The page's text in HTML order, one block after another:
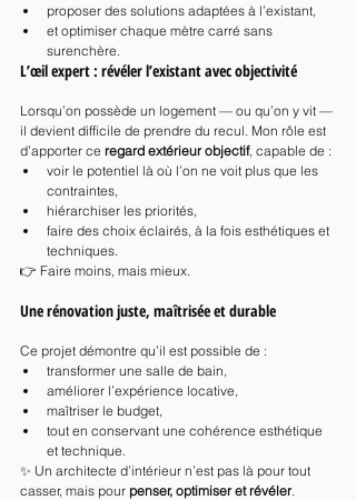
proposer des solutions adaptées à l’existant,
et optimiser chaque mètre carré sans
surenchère.
L’œil expert : révéler l’existant avec objectivité
Lorsqu’on possède un logement — ou qu’on y vit —
il devient difficile de prendre du recul. Mon rôle est
d’apporter ce regard extérieur objectif, capable de :
voir le potentiel là où l’on ne voit plus que les
contraintes,
hiérarchiser les priorités,
faire des choix éclairés, à la fois esthétiques et
techniques.
👉 Faire moins, mais mieux.
Une rénovation juste, maîtrisée et durable
Ce projet démontre qu’il est possible de :
transformer une salle de bain,
améliorer l’expérience locative,
maîtriser le budget,
tout en conservant une cohérence esthétique
et technique.
✨ Un architecte d’intérieur n’est pas là pour tout
casser, mais pour penser, optimiser et révéler.